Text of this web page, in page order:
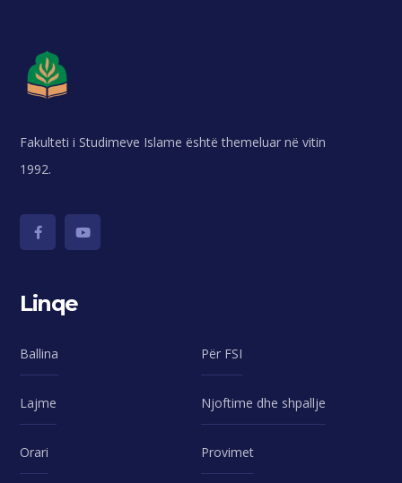
Fakulteti i Studimeve Islame është themeluar në vitin
1992.
Linqe
Ballina Për FSI
Lajme Njoftime dhe shpallje
Orari Provimet